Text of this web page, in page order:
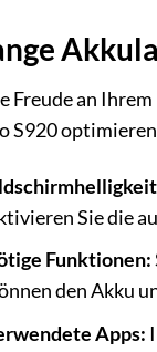
Freude an
S920
Sie die
Funktionen:
den Akku
Apps: